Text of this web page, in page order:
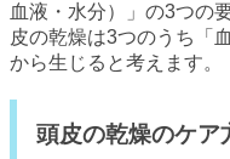
血液・水分）」の3つの
皮の乾燥は3つのうち「
から生じると考えます。
頭皮の乾燥のケア